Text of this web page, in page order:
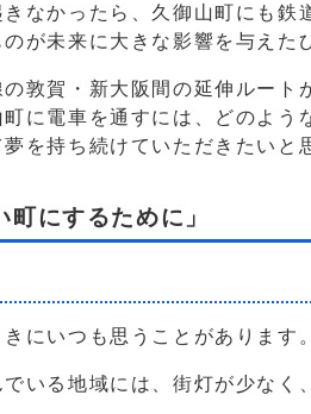
なかったら、久御山町にも
が未来に大きな影響を与えた
敦賀・新大阪間の延伸ルート
に電車を通すには、どのよ
を持ち続けていただきたいと
にするために」
にいつも思うことがあります
いる地域には、街灯が少なく